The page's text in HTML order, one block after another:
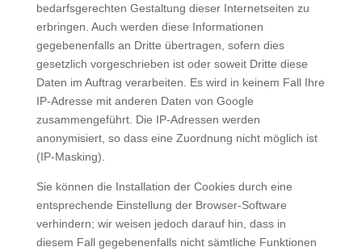
bedarfsgerechten Gestaltung dieser Internetseiten zu
erbringen. Auch werden diese Informationen
gegebenenfalls an Dritte übertragen, sofern dies
gesetzlich vorgeschrieben ist oder soweit Dritte diese
Daten im Auftrag verarbeiten. Es wird in keinem Fall Ihre
IP-Adresse mit anderen Daten von Google
zusammengeführt. Die IP-Adressen werden
anonymisiert, so dass eine Zuordnung nicht möglich ist
(IP-Masking).
Sie können die Installation der Cookies durch eine
entsprechende Einstellung der Browser-Software
verhindern; wir weisen jedoch darauf hin, dass in
diesem Fall gegebenenfalls nicht sämtliche Funktionen